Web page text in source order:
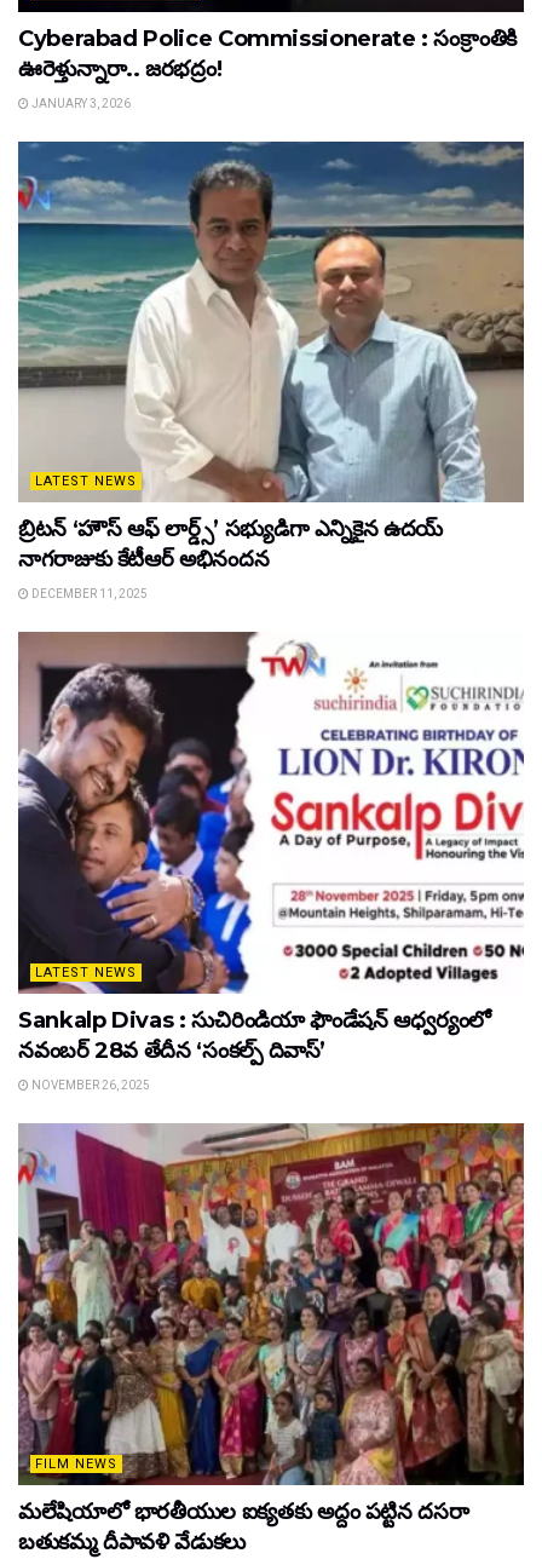
Cyberabad Police Commissionerate : సంక్రాంతికి
ఊరెళ్తున్నారా.. జరభద్రం!
JANUARY 3, 2026
LATEST NEWS
బ్రిటన్ ‘హౌస్ ఆఫ్ లార్డ్స్’ సభ్యుడిగా ఎన్నికైన ఉదయ్
నాగరాజుకు కేటీఆర్ అభినందన
DECEMBER 11, 2025
LATEST NEWS
Sankalp Divas : సుచిరిండియా ఫౌండేషన్ ఆధ్వర్యంలో
నవంబర్ 28వ తేదీన ‘సంకల్ప్ దివాస్’
NOVEMBER 26, 2025
FILM NEWS
మలేషియాలో భారతీయుల ఐక్యతకు అద్దం పట్టిన దసరా
బతుకమ్మ దీపావళి వేడుకలు